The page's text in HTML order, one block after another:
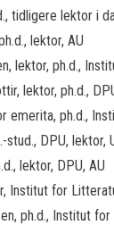
tidligere lektor i
lektor, AU
lektor, ph.d.,
lektor, ph.d.,
emerita, ph.d.,
stud., DPU, lektor,
lektor, DPU, AU
Institut for
ph.d., Institut